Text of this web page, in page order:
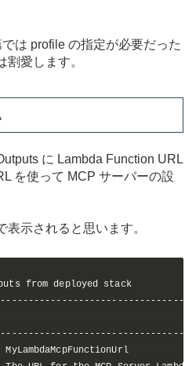
は profile の指定が必要だった
割愛します。
に Lambda Function URL
を使って MCP サーバーの設
示されると思います。
from deployed stack